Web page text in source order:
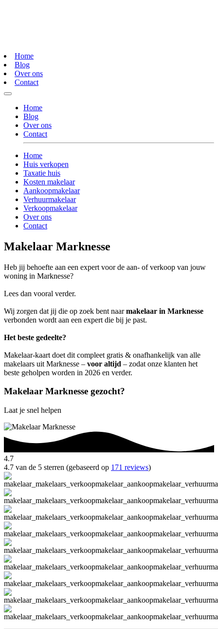
Home
Blog
Over ons
Contact
Home
Blog
Over ons
Contact
Home
Huis verkopen
Taxatie huis
Kosten makelaar
Aankoopmakelaar
Verhuurmakelaar
Verkoopmakelaar
Over ons
Contact
Makelaar Marknesse
Heb jij behoefte aan een expert voor de aan- of verkoop van jouw
woning in Marknesse?
Lees dan vooral verder.
Wij zorgen dat jij die op zoek bent naarmakelaar in Marknesse
verbonden wordt aan een expert die bij je past.
Het beste gedeelte?
Makelaar-kaart doet dit compleet gratis & onafhankelijk van alle
makelaars uit Marknesse – voor altijd – zodat onze klanten het
beste geholpen worden in 2026 en verder.
Makelaar Marknesse gezocht?
Laat je snel helpen
4.7
4.7 van de 5 sterren (gebaseerd op 171 reviews)